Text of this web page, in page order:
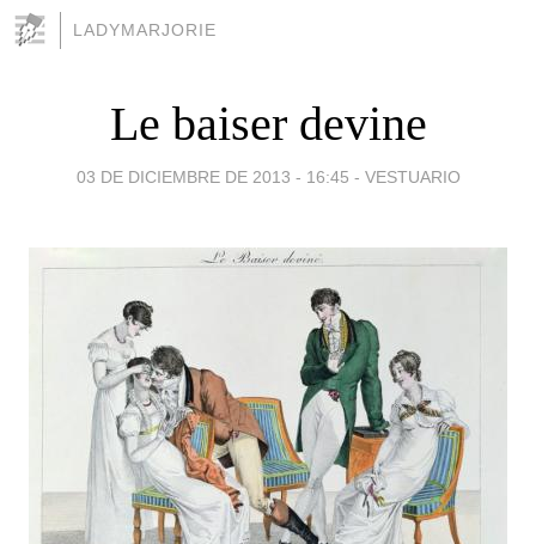
LADYMARJORIE
Le baiser devine
03 DE DICIEMBRE DE 2013 - 16:45 - VESTUARIO